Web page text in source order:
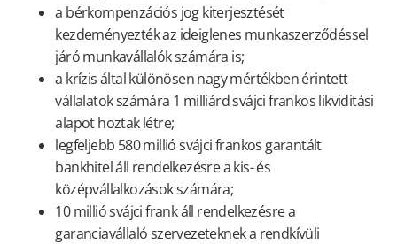
a bérkompenzációs jog kiterjesztését
kezdeményezték az ideiglenes munkaszerződéssel
járó munkavállalók számára is;
a krízis által különösen nagy mértékben érintett
vállalatok számára 1 milliárd svájci frankos likviditási
alapot hoztak létre;
legfeljebb 580 millió svájci frankos garantált
bankhitel áll rendelkezésre a kis- és
középvállalkozások számára;
10 millió svájci frank áll rendelkezésre a
garanciavállaló szervezeteknek a rendkívüli